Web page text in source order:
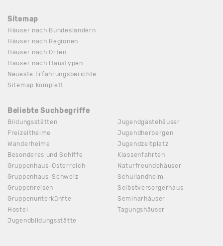
Sitemap
Häuser nach Bundesländern
Häuser nach Regionen
Häuser nach Orten
Häuser nach Haustypen
Neueste Erfahrungsberichte
Sitemap komplett
Beliebte Suchbegriffe
Bildungsstätten
Freizeitheime
Wanderheime
Besonderes und Schiffe
Gruppenhaus-Österreich
Gruppenhaus-Schweiz
Gruppenreisen
Gruppenunterkünfte
Hostel
Jugendbildungsstätte
Jugendgästehäuser
Jugendherbergen
Jugendzeltplatz
Klassenfahrten
Naturfreundehäuser
Schullandheim
Selbstversorgerhaus
Seminarhäuser
Tagungshäuser